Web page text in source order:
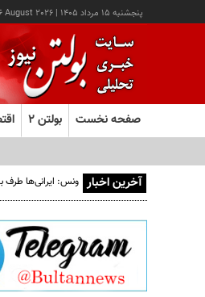
پنجشنبه ۱۵ مرداد ۱۴۰۵ |
August 2026
صفحه نخست بولتن ۲
آخرین اخبار ونس: ایرانی‌ها طرف